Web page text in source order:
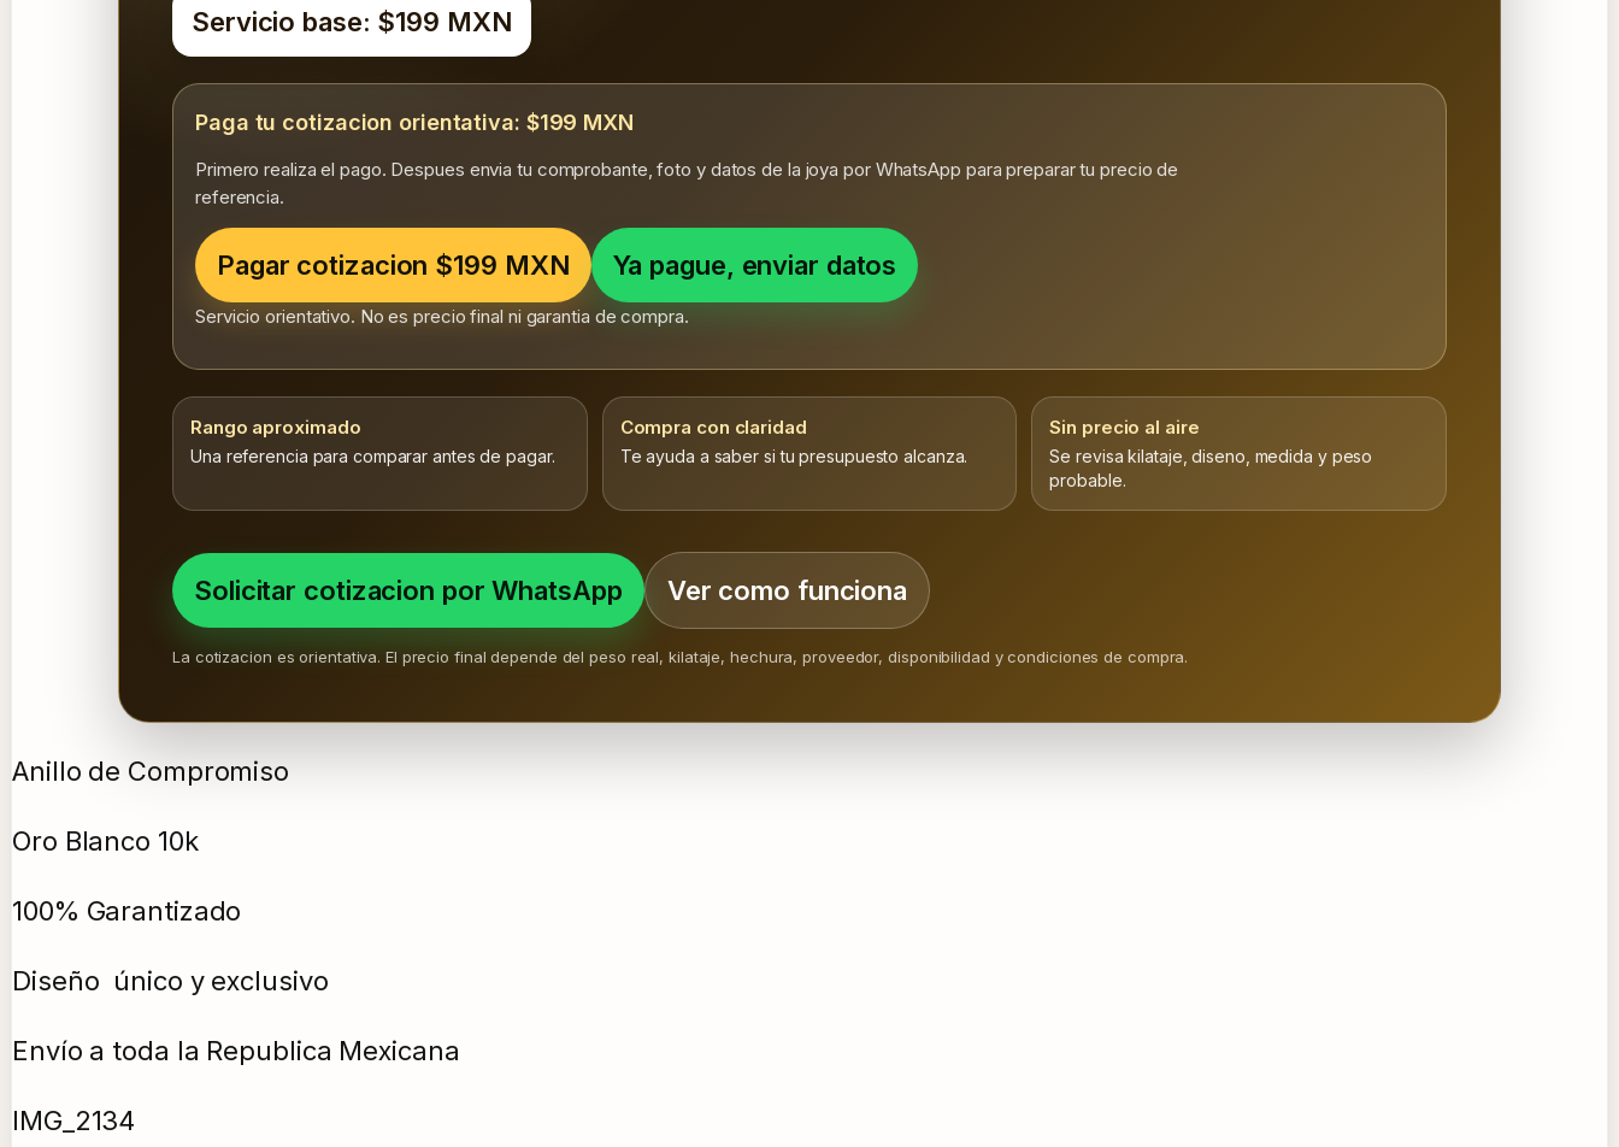
Servicio base: $199 MXN
Paga tu cotizacion orientativa: $199 MXN
Primero realiza el pago. Despues envia tu comprobante, foto y datos de la joya por WhatsApp para preparar tu precio de
referencia.
Pagar cotizacion $199 MXN Ya pague, enviar datos
Servicio orientativo. No es precio final ni garantia de compra.
Rango aproximado
Una referencia para comparar antes de pagar.
Compra con claridad
Te ayuda a saber si tu presupuesto alcanza.
Sin precio al aire
Se revisa kilataje, diseno, medida y peso
probable.
Solicitar cotizacion por WhatsApp Ver como funciona
La cotizacion es orientativa. El precio final depende del peso real, kilataje, hechura, proveedor, disponibilidad y condiciones de compra.
Anillo de Compromiso
Oro Blanco 10k
100% Garantizado
Diseño único y exclusivo
Envío a toda la Republica Mexicana
IMG_2134